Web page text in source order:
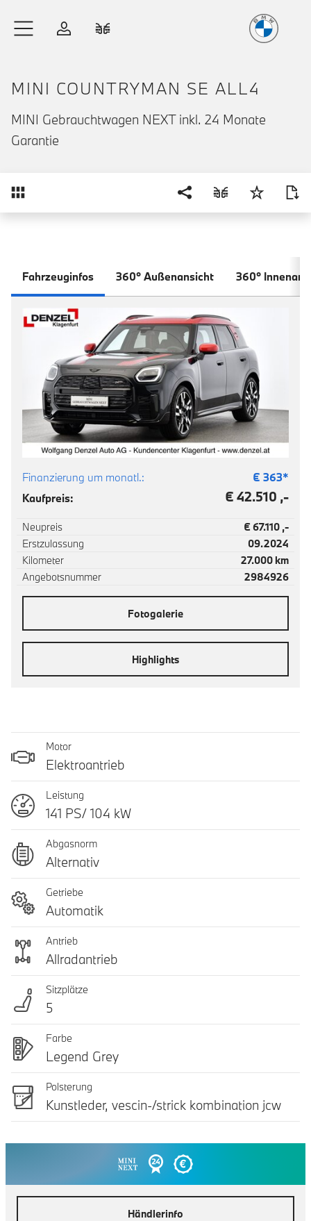
Anmelden
MINI COUNTRYMAN SE ALL4
MINI Gebrauchtwagen NEXT inkl. 24 Monate
Garantie
Fahrzeuginfos 360° Außenansicht 360°
Finanzierung um monatl.: € 363*
Kaufpreis:
€ 42.510 ,-
Neupreis
€ 67.110 ,-
Erstzulassung
09.2024
Kilometer
27.000 km
Angebotsnummer
2984926
Fotogalerie
Highlights
Motor
Elektroantrieb
Leistung
141 PS/ 104 kW
Abgasnorm
Alternativ
Getriebe
Automatik
Antrieb
Allradantrieb
Sitzplätze
5
Farbe
Legend Grey
Polsterung
Kunstleder, vescin-/strick kombination jcw
Händlerinfo